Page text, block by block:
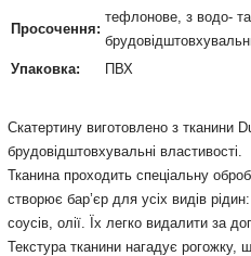
Просочення:
тефлонове, з водо- та
Упаковка:
ПВХ
Cкатертину виготовлено з тканини
брудовідштовхувальні властивості.
Тканина проходить спеціальну
створює бар’єр для усіх видів
соусів, олії. Їх легко видалити за
Текстура тканини нагадує рогожку,